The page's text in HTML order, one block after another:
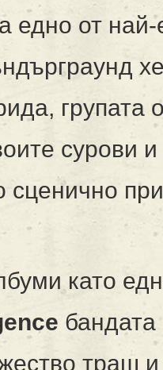
едно от
групата
сурови
като
траш